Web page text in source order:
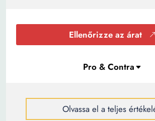
Ellenőrizze az árat
Olvassa el a teljes